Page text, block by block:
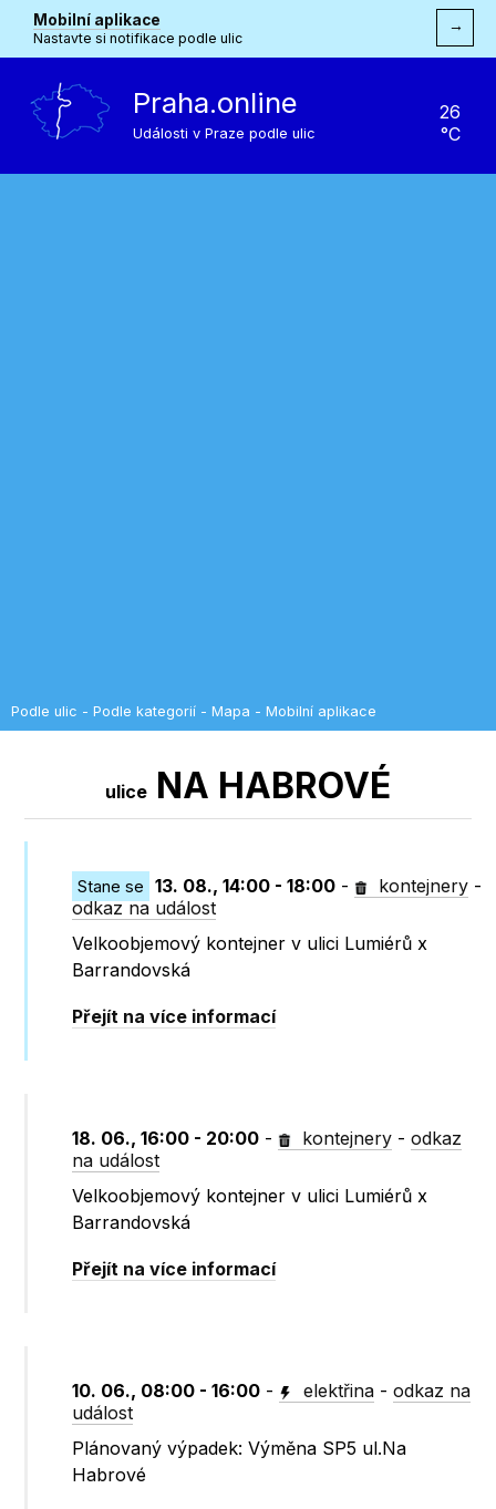
Mobilní aplikace
Nastavte si notifikace podle ulic
→
Praha.online
Události v Praze podle ulic
26
°C
Podle ulic - Podle kategorií - Mapa - Mobilní aplikace
ulice NA HABROVÉ
Stane se 13. 08., 14:00 - 18:00 - kontejnery -
odkaz na událost
Velkoobjemový kontejner v ulici Lumiérů x
Barrandovská
Přejít na více informací
18. 06., 16:00 - 20:00 - kontejnery -odkaz
na událost
Velkoobjemový kontejner v ulici Lumiérů x
Barrandovská
Přejít na více informací
10. 06., 08:00 - 16:00 - elektřina -odkaz na
událost
Plánovaný výpadek: Výměna SP5 ul.Na
Habrové